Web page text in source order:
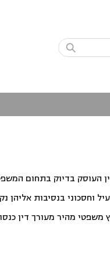

העוסק בדיוק בתחום
וחסכוני בנסיבות אליהן
מהיר מעורך דין